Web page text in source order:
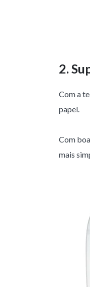
2.
Com a
papel.
Com
mais